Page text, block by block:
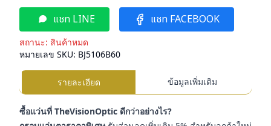
แชท LINE แชท FACEBOOK
สถานะ: สินค้าหมด
หมายเลข SKU: BJ5106B60
รายละเอียด ข้อมูลเพิ่มเติม
ซื้อแว่นที่ TheVisionOptic ดีกว่าอย่างไร?